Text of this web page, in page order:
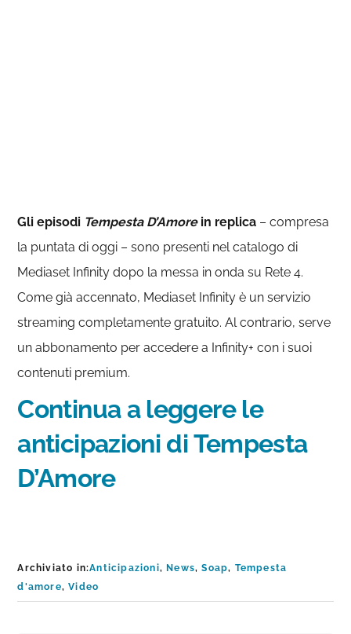
Gli episodi Tempesta D’Amorein replica – compresa
la puntata di oggi – sono presenti nel catalogo di
Mediaset Infinity dopo la messa in onda su Rete 4.
Come già accennato, Mediaset Infinity è un servizio
streaming completamente gratuito. Al contrario, serve
un abbonamento per accedere a Infinity+ con i suoi
contenuti premium.
Continua a leggere le
anticipazioni di Tempesta
D’Amore
Archiviato in:Anticipazioni,News,Soap, Tempesta
d'amore,Video